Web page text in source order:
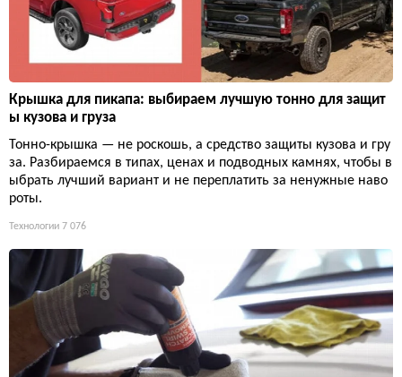
Крышка для пикапа: выбираем лучшую тонно для защит
ы кузова и груза
Тонно-крышка — не роскошь, а средство защиты кузова и гру
за. Разбираемся в типах, ценах и подводных камнях, чтобы в
ыбрать лучший вариант и не переплатить за ненужные наво
роты.
Технологии 7 076